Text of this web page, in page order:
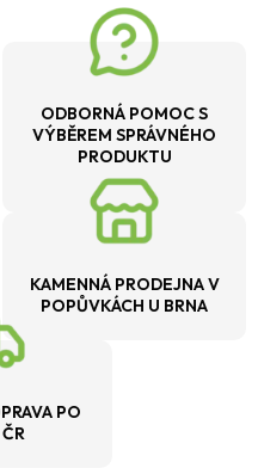
ODBORNÁ POMOC S
VÝBĚREM SPRÁVNÉHO
PRODUKTU
KAMENNÁ PRODEJNA V
POPŮVKÁCH U BRNA
PO